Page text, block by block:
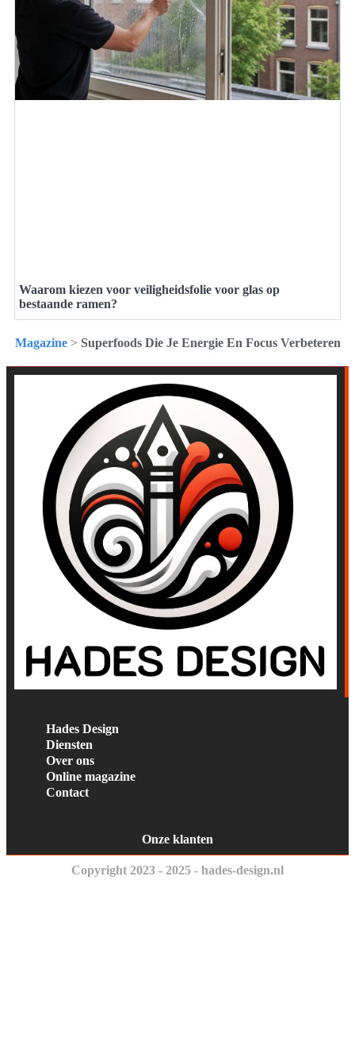
Waarom kiezen voor veiligheidsfolie voor glas op
bestaande ramen?
Magazine> Superfoods Die Je Energie En Focus Verbeteren
Hades Design
Diensten
Over ons
Online magazine
Contact
Onze klanten
Copyright 2023 - 2025 - hades-design.nl